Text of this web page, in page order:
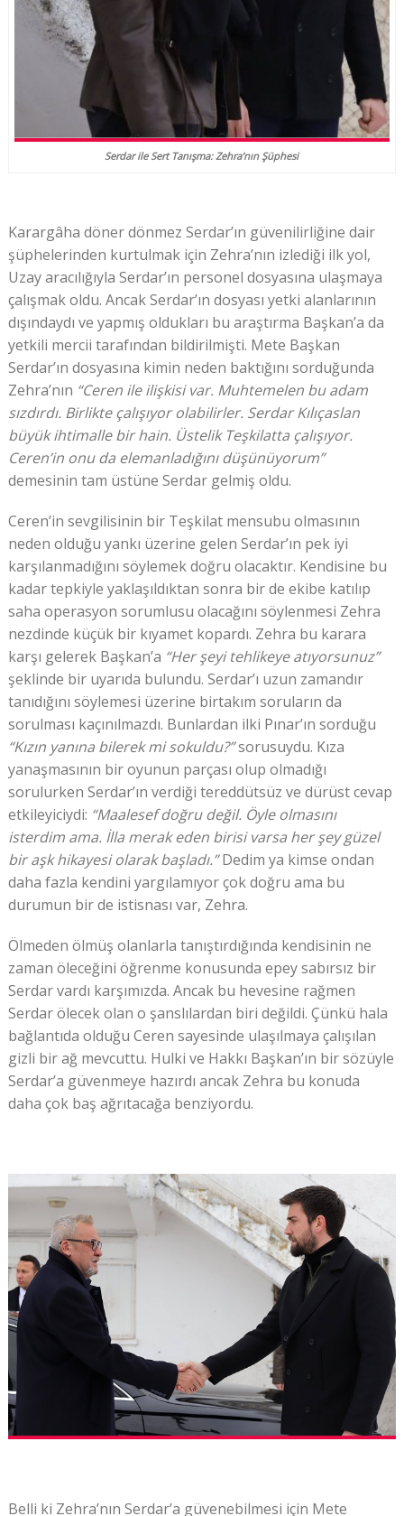
Serdar ile Sert Tanışma: Zehra’nın Şüphesi
Karargâha döner dönmez Serdar’ın güvenilirliğine dair
şüphelerinden kurtulmak için Zehra’nın izlediği ilk yol,
Uzay aracılığıyla Serdar’ın personel dosyasına ulaşmaya
çalışmak oldu. Ancak Serdar’ın dosyası yetki alanlarının
dışındaydı ve yapmış oldukları bu araştırma Başkan’a da
yetkili mercii tarafından bildirilmişti. Mete Başkan
Serdar’ın dosyasına kimin neden baktığını sorduğunda
Zehra’nın “Ceren ile ilişkisi var. Muhtemelen bu adam
sızdırdı. Birlikte çalışıyor olabilirler. Serdar Kılıçaslan
büyük ihtimalle bir hain. Üstelik Teşkilatta çalışıyor.
Ceren’in onu da elemanladığını düşünüyorum”
demesinin tam üstüne Serdar gelmiş oldu.
Ceren’in sevgilisinin bir Teşkilat mensubu olmasının
neden olduğu yankı üzerine gelen Serdar’ın pek iyi
karşılanmadığını söylemek doğru olacaktır. Kendisine bu
kadar tepkiyle yaklaşıldıktan sonra bir de ekibe katılıp
saha operasyon sorumlusu olacağını söylenmesi Zehra
nezdinde küçük bir kıyamet kopardı. Zehra bu karara
karşı gelerek Başkan’a “Her şeyi tehlikeye atıyorsunuz”
şeklinde bir uyarıda bulundu. Serdar’ı uzun zamandır
tanıdığını söylemesi üzerine birtakım soruların da
sorulması kaçınılmazdı. Bunlardan ilki Pınar’ın sorduğu
“Kızın yanına bilerek mi sokuldu?”sorusuydu. Kıza
yanaşmasının bir oyunun parçası olup olmadığı
sorulurken Serdar’ın verdiği tereddütsüz ve dürüst cevap
etkileyiciydi: “Maalesef doğru değil. Öyle olmasını
isterdim ama. İlla merak eden birisi varsa her şey güzel
bir aşk hikayesi olarak başladı.”Dedim ya kimse ondan
daha fazla kendini yargılamıyor çok doğru ama bu
durumun bir de istisnası var, Zehra.
Ölmeden ölmüş olanlarla tanıştırdığında kendisinin ne
zaman öleceğini öğrenme konusunda epey sabırsız bir
Serdar vardı karşımızda. Ancak bu hevesine rağmen
Serdar ölecek olan o şanslılardan biri değildi. Çünkü hala
bağlantıda olduğu Ceren sayesinde ulaşılmaya çalışılan
gizli bir ağ mevcuttu. Hulki ve Hakkı Başkan’ın bir sözüyle
Serdar’a güvenmeye hazırdı ancak Zehra bu konuda
daha çok baş ağrıtacağa benziyordu.
Belli ki Zehra’nın Serdar’a güvenebilmesi için Mete